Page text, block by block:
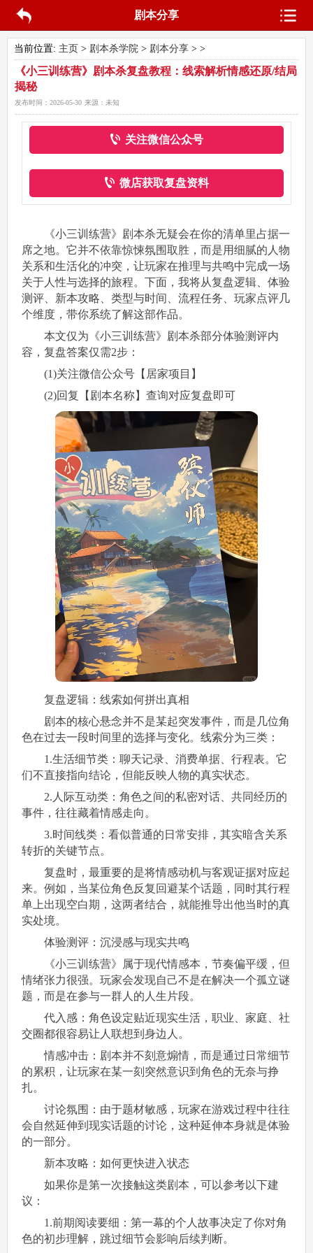
剧本分享
当前位置: 主页 > 剧本杀学院> 剧本分享> >
《小三训练营》剧本杀复盘教程：线索解析情感还原/结局
揭秘
发布时间： 2026-05-30 来源： 未知
关注微信公众号
微店获取复盘资料
《小三训练营》剧本杀无疑会在你的清单里占据一
席之地。它并不依靠惊悚氛围取胜，而是用细腻的人物
关系和生活化的冲突，让玩家在推理与共鸣中完成一场
关于人性与选择的旅程。下面，我将从复盘逻辑、体验
测评、新本攻略、类型与时间、流程任务、玩家点评几
个维度，带你系统了解这部作品。
本文仅为《小三训练营》剧本杀部分体验测评内
容，复盘答案仅需2步：
(1)关注微信公众号【居家项目】
(2)回复【剧本名称】查询对应复盘即可
复盘逻辑：线索如何拼出真相
剧本的核心悬念并不是某起突发事件，而是几位角
色在过去一段时间里的选择与变化。线索分为三类：
1.生活细节类：聊天记录、消费单据、行程表。它
们不直接指向结论，但能反映人物的真实状态。
2.人际互动类：角色之间的私密对话、共同经历的
事件，往往藏着情感走向。
3.时间线类：看似普通的日常安排，其实暗含关系
转折的关键节点。
复盘时，最重要的是将情感动机与客观证据对应起
来。例如，当某位角色反复回避某个话题，同时其行程
单上出现空白期，这两者结合，就能推导出他当时的真
实处境。
体验测评：沉浸感与现实共鸣
《小三训练营》属于现代情感本，节奏偏平缓，但
情绪张力很强。玩家会发现自己不是在解决一个孤立谜
题，而是在参与一群人的人生片段。
代入感：角色设定贴近现实生活，职业、家庭、社
交圈都很容易让人联想到身边人。
情感冲击：剧本并不刻意煽情，而是通过日常细节
的累积，让玩家在某一刻突然意识到角色的无奈与挣
扎。
讨论氛围：由于题材敏感，玩家在游戏过程中往往
会自然延伸到现实话题的讨论，这种延伸本身就是体验
的一部分。
新本攻略：如何更快进入状态
如果你是第一次接触这类剧本，可以参考以下建
议：
1.前期阅读要细：第一幕的个人故事决定了你对角
色的初步理解，跳过细节会影响后续判断。